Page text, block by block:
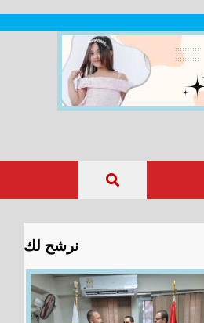
نرشح لك